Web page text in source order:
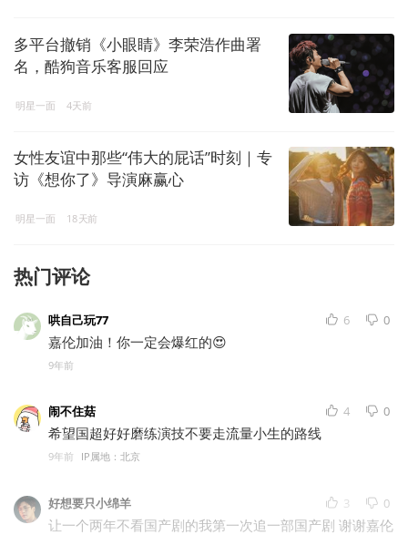
多平台撤销《小眼睛》李荣浩作曲署
名，酷狗音乐客服回应
明星一面 4天前
女性友谊中那些“伟大的屁话”时刻｜专
访《想你了》导演麻赢心
明星一面 18天前
热门评论
哄自己玩77 6 0
嘉伦加油！你一定会爆红的😍
9年前
闹不住菇 4 0
希望国超好好磨练演技不要走流量小生的路线
9年前 IP属地：北京
好想要只小绵羊 3 0
让一个两年不看国产剧的我第一次追一部国产剧 谢谢嘉伦